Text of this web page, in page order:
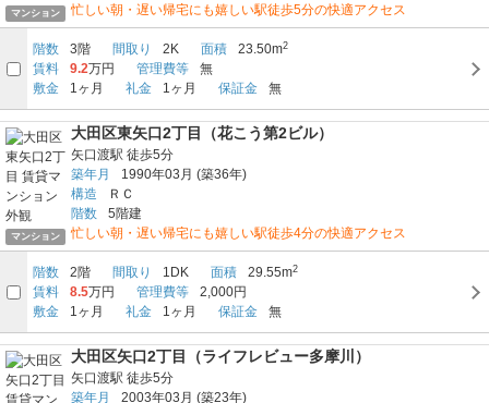
マンション
忙しい朝・遅い帰宅にも嬉しい駅徒歩5分の快適アクセス
階数 3階 間取り 2K 面積 23.50m2
賃料 9.2万円 管理費等
無
敷金
1ヶ月 礼金 1ヶ月 保証金 無
マンション
大田区東矢口2丁目（花こう第2ビル）
矢口渡駅 徒歩5分
築年月
1990年03月 (築36年)
構造
ＲＣ
階数
5階建
忙しい朝・遅い帰宅にも嬉しい駅徒歩4分の快適アクセス
階数 2階 間取り 1DK 面積 29.55m2
賃料 8.5万円 管理費等
2,000円
敷金
1ヶ月 礼金 1ヶ月 保証金 無
大田区矢口2丁目（ライフレビュー多摩川）
矢口渡駅 徒歩5分
築年月
2003年03月 (築23年)